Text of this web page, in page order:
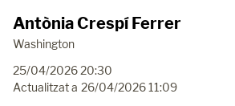
Antònia Crespí Ferrer
Washington
25/04/2026 20:30
Actualitzat a 26/04/2026 11:09